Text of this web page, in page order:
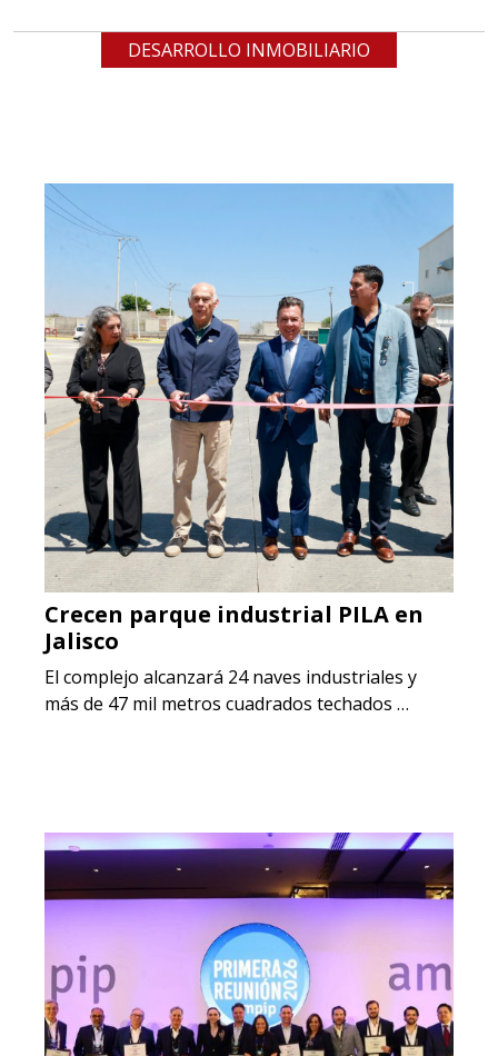
DESARROLLO INMOBILIARIO
Crecen parque industrial PILA en
Jalisco
El complejo alcanzará 24 naves industriales y
más de 47 mil metros cuadrados techados …